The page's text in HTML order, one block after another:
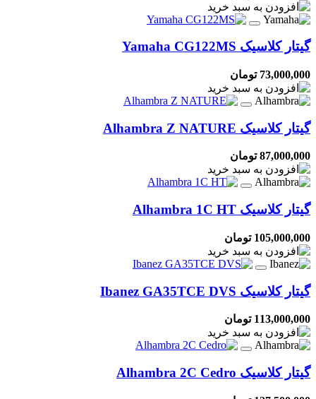
گیتار کلاسیک Yamaha CG122MS
73,000,000 تومان
گیتار کلاسیک Alhambra Z NATURE
87,000,000 تومان
گیتار کلاسیک Alhambra 1C HT
105,000,000 تومان
گیتار کلاسیک Ibanez GA35TCE DVS
113,000,000 تومان
گیتار کلاسیک Alhambra 2C Cedro